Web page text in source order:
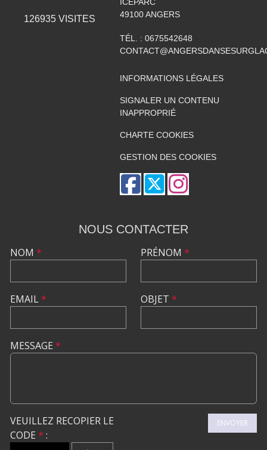
126935 VISITES
49100 ANGERS
TÉL. : 0675542648
INFORMATIONS LÉGALES
SIGNALER UN CONTENU
INAPPROPRIÉ
CHARTE COOKIES
GESTION DES COOKIES
NOUS CONTACTER
NOM *
EMAIL*
PRÉNOM *
OBJET *
MESSAGE *
VEUILLEZ RECOPIER LE
CODE * :
ENVOYER